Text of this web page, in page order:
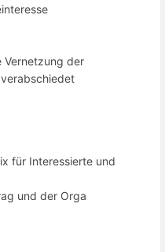
Vernetzung der
für Interessierte und
und der Orga